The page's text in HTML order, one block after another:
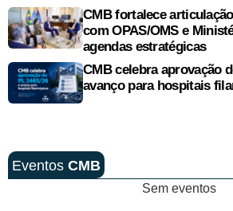
CMB fortalece
com OPAS/OMS e
agendas estratégicas
CMB celebra aprovação
avanço para hospitais
Eventos CMB
Sem eventos